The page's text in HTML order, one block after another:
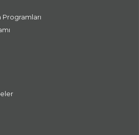
Programları